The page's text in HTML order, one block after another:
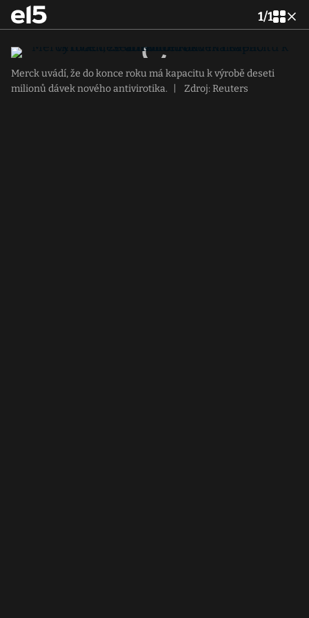
1/1
Merck uvádí, že do konce roku má kapacitu k výrobě deseti
milionů dávek nového antivirotika.
Zdroj: Reuters